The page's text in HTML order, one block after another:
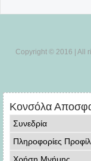
Copyright © 2016 | All
Κονσόλα
Συνεδρία
Πληροφορίες Προφίλ